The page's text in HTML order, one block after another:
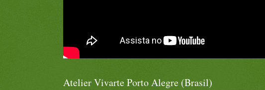
Atelier Vivarte Porto Alegre (Brasil)